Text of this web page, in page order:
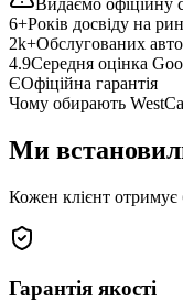
Видаємо офіційну
6+Років досвіду на
2k+Обслугованих
4.9Середня оцінка
ЄОфіційна гарантія
Чому обирають
Ми
Кожен клієнт отримує
Гарантія якості